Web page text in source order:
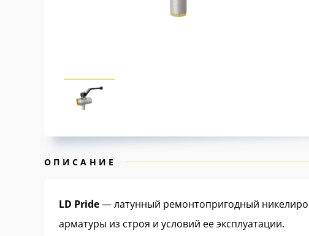
ОПИСАНИЕ
LD Pride— латунный ремонтопригодный
арматуры из строя и условий ее эксплуатации.